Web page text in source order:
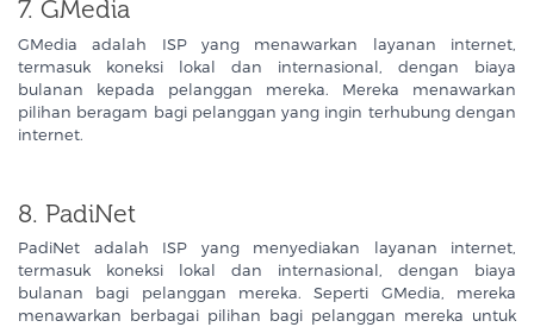
7. GMedia
GMedia adalah ISP yang menawarkan layanan internet,
termasuk koneksi lokal dan internasional, dengan biaya
bulanan kepada pelanggan mereka. Mereka menawarkan
pilihan beragam bagi pelanggan yang ingin terhubung dengan
internet.
8. PadiNet
PadiNet adalah ISP yang menyediakan layanan internet,
termasuk koneksi lokal dan internasional, dengan biaya
bulanan bagi pelanggan mereka. Seperti GMedia, mereka
menawarkan berbagai pilihan bagi pelanggan mereka untuk